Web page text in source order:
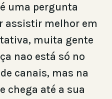
uma pergunta
assistir melhor em
muita gente
nao está só no
canais, mas na
chega até a sua